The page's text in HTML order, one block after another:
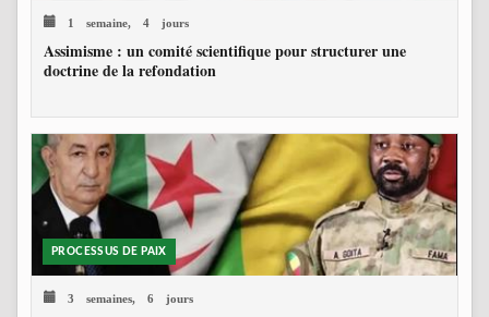
1 semaine, 4 jours
Assimisme : un comité scientifique pour structurer une
doctrine de la refondation
PROCESSUS DE PAIX
3 semaines, 6 jours